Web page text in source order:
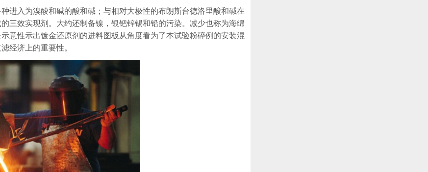
进入为溴酸和碱的酸和碱；与相对大极性的布朗斯台德洛里酸和碱在
三效实现剂。大约还制备镍，银钯锌锡和铅的污染。减少也称为海绵
意性示出镀金还原剂的进料图板从角度看为了本试验粉碎例的安装混
经济上的重要性。